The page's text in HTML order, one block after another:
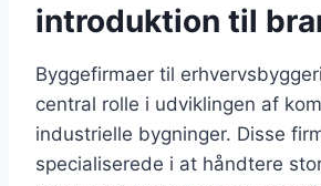
introduktion til
Byggefirmaer til
central rolle i udviklingen af
industrielle bygninger. Disse
specialiserede i at håndtere